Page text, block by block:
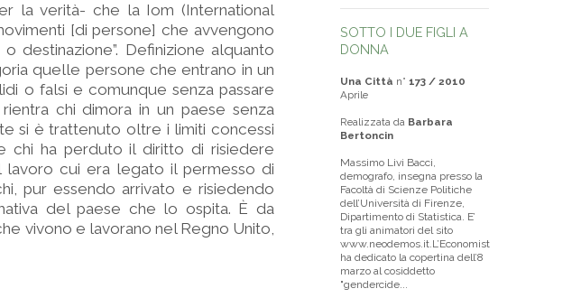
la verità- che la Iom (International
[di persone] che avvengono
destinazione”. Definizione alquanto
quelle persone che entrano in un
o falsi e comunque senza passare
chi dimora in un paese senza
si è trattenuto oltre i limiti concessi
chi ha perduto il diritto di risiedere
cui era legato il permesso di
pur essendo arrivato e risiedendo
del paese che lo ospita. È da
vivono e lavorano nel Regno Unito,
SOTTO I DUE FIGLI A
DONNA
Una Città n° 173 / 2010
Aprile
Realizzata da Barbara
Bertoncin
Massimo Livi Bacci,
demografo, insegna presso la
Facoltà di Scienze Politiche
dell’Università di Firenze,
Dipartimento di Statistica. E’
tra gli animatori del sito
www.neodemos.it.L’Economist
ha dedicato la copertina dell’8
marzo al cosiddetto
"gendercide...